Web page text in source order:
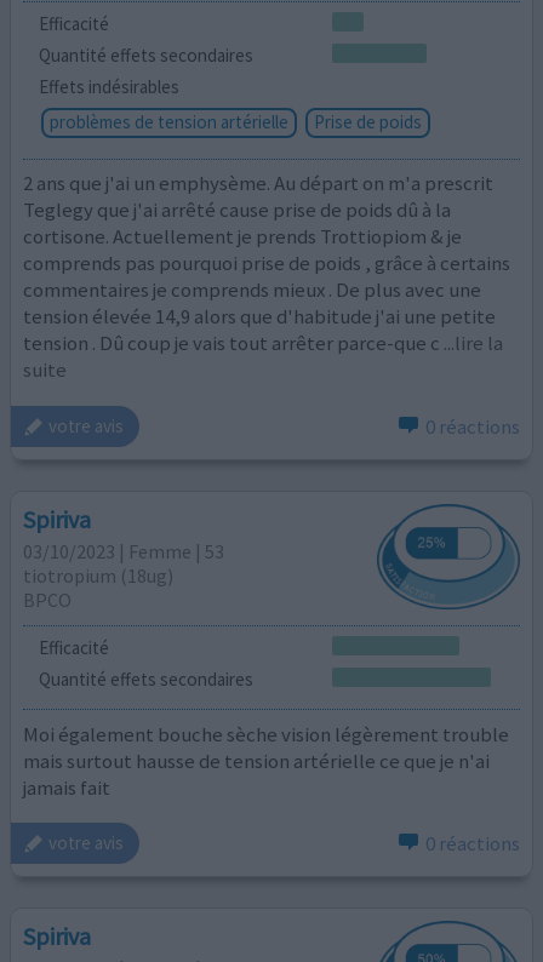
Efficacité
Quantité effets secondaires
Effets indésirables
problèmes de tension artérielle
Prise de poids
2 ans que j'ai un emphysème. Au départ on m'a prescrit
Teglegy que j'ai arrêté cause prise de poids dû à la
cortisone. Actuellement je prends Trottiopiom & je
comprends pas pourquoi prise de poids , grâce à certains
commentaires je comprends mieux . De plus avec une
tension élevée 14,9 alors que d'habitude j'ai une petite
tension . Dû coup je vais tout arrêter parce-que c ...lire la
suite
votre avis 0 réactions
Spiriva
03/10/2023 | Femme | 53
tiotropium (18ug)
BPCO
Efficacité
Quantité effets secondaires
Moi également bouche sèche vision légèrement trouble
mais surtout hausse de tension artérielle ce que je n'ai
jamais fait
votre avis 0 réactions
Spiriva